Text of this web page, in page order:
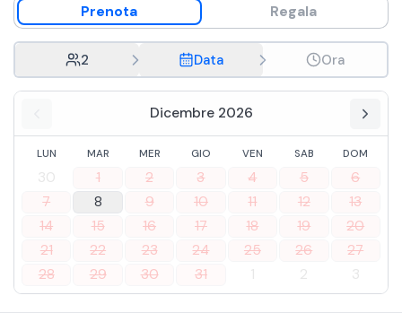
Prenota Regala
2 Data Ora
Dicembre 2026
LUN MAR MER GIO VEN SAB DOM
30 1 2 3 4 5
6
7
8 9 10 11 12
13
14
15 16 17 18 19
20
21
22 23 24 25 26
27
28
29 30 31 1 2 3